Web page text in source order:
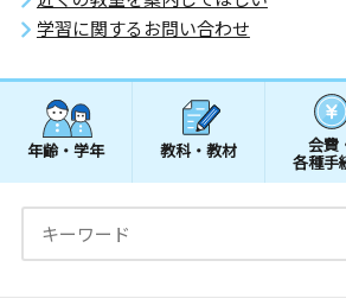
学習に関するお問い合わせ
年齢・学年 教科・教材 会費
各種手